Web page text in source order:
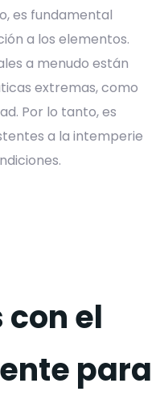
es fundamental
a los elementos.
a menudo están
extremas, como
Por lo tanto, es
a la intemperie
el
para